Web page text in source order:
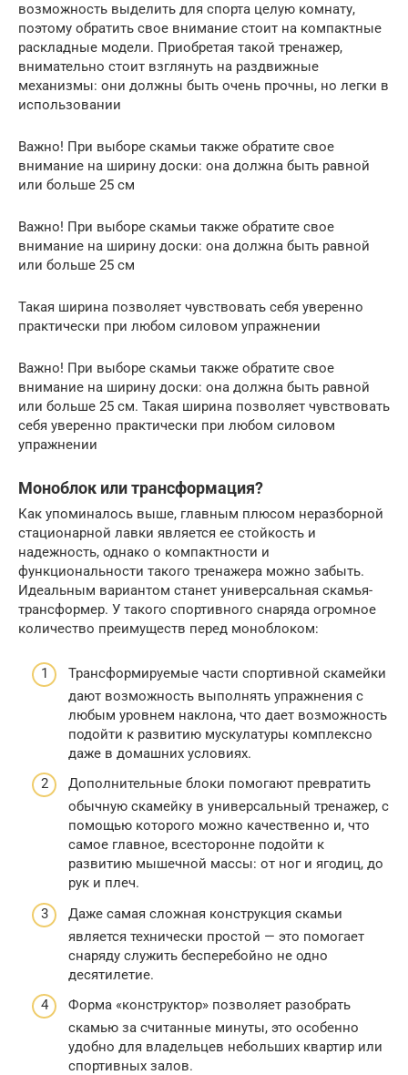
возможность выделить для спорта целую комнату,
поэтому обратить свое внимание стоит на компактные
раскладные модели. Приобретая такой тренажер,
внимательно стоит взглянуть на раздвижные
механизмы: они должны быть очень прочны, но легки в
использовании
Важно! При выборе скамьи также обратите свое
внимание на ширину доски: она должна быть равной
или больше 25 см
Важно! При выборе скамьи также обратите свое
внимание на ширину доски: она должна быть равной
или больше 25 см
Такая ширина позволяет чувствовать себя уверенно
практически при любом силовом упражнении
Важно! При выборе скамьи также обратите свое
внимание на ширину доски: она должна быть равной
или больше 25 см. Такая ширина позволяет чувствовать
себя уверенно практически при любом силовом
упражнении
Моноблок или трансформация?
Как упоминалось выше, главным плюсом неразборной
стационарной лавки является ее стойкость и
надежность, однако о компактности и
функциональности такого тренажера можно забыть.
Идеальным вариантом станет универсальная скамья-
трансформер. У такого спортивного снаряда огромное
количество преимуществ перед моноблоком:
Трансформируемые части спортивной скамейки
дают возможность выполнять упражнения с
любым уровнем наклона, что дает возможность
подойти к развитию мускулатуры комплексно
даже в домашних условиях.
Дополнительные блоки помогают превратить
обычную скамейку в универсальный тренажер, с
помощью которого можно качественно и, что
самое главное, всесторонне подойти к
развитию мышечной массы: от ног и ягодиц, до
рук и плеч.
Даже самая сложная конструкция скамьи
является технически простой — это помогает
снаряду служить бесперебойно не одно
десятилетие.
Форма «конструктор» позволяет разобрать
скамью за считанные минуты, это особенно
удобно для владельцев небольших квартир или
спортивных залов.